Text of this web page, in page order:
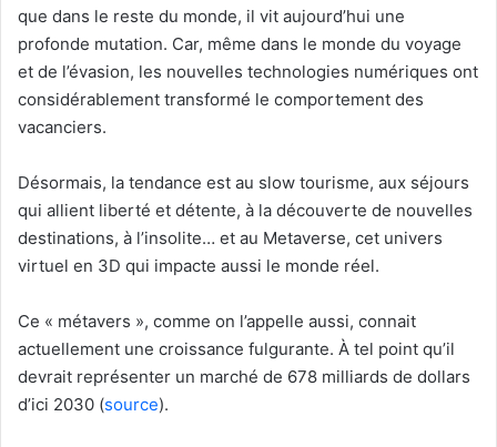
que dans le reste du monde, il vit aujourd’hui une
profonde mutation. Car, même dans le monde du voyage
et de l’évasion, les nouvelles technologies numériques ont
considérablement transformé le comportement des
vacanciers.
Désormais, la tendance est au slow tourisme, aux séjours
qui allient liberté et détente, à la découverte de nouvelles
destinations, à l’insolite… et au Metaverse, cet univers
virtuel en 3D qui impacte aussi le monde réel.
Ce « métavers », comme on l’appelle aussi, connait
actuellement une croissance fulgurante. À tel point qu’il
devrait représenter un marché de 678 milliards de dollars
d’ici 2030 (source).